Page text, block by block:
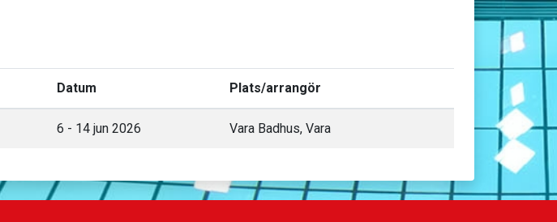
Datum Plats/arrangör
6 - 14 jun 2026 Vara Badhus, Vara